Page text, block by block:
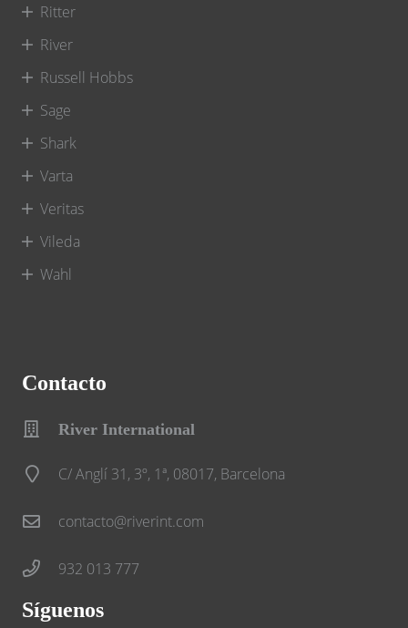
Ritter
River
Russell Hobbs
Sage
Shark
Varta
Veritas
Vileda
Wahl
Contacto
River International
C/ Anglí 31, 3º, 1ª, 08017, Barcelona
contacto@riverint.com
932 013 777
Síguenos